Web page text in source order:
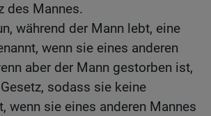
des Mannes.
während der Mann lebt, eine
wenn sie eines anderen
aber der Mann gestorben ist,
sodass sie keine
wenn sie eines anderen Mannes